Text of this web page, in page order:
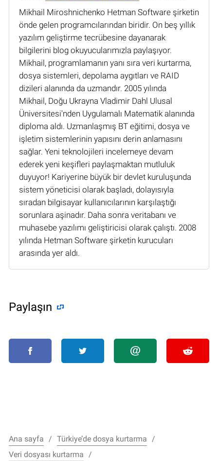
Mikhail Miroshnichenko Hetman Software şirketin
önde gelen programcılarından biridir. On beş yıllık
yazılım geliştirme tecrübesine dayanarak
bilgilerini blog okuyucularımızla paylaşıyor.
Mikhail, programlamanın yanı sıra veri kurtarma,
dosya sistemleri, depolama aygıtları ve RAID
dizileri alanında da uzmandır. 2005 yılında
Mikhail, Doğu Ukrayna Vladimir Dahl Ulusal
Üniversitesi'nden Uygulamalı Matematik alanında
diploma aldı. Uzmanlaşmış BT eğitimi, dosya ve
işletim sistemlerinin yapısını derin anlamasını
sağlar. Yeni teknolojileri incelemeye devam
ederek yeni keşifleri paylaşmaktan mutluluk
duyuyor! Kariyerine büyük bir devlet kuruluşunda
sistem yöneticisi olarak başladı, dolayısıyla
sıradan bilgisayar kullanıcılarının karşılaştığı
sorunlara aşinadır. Daha sonra veritabanı ve
muhasebe yazılımı geliştiricisi olarak çalıştı. 2008
yılında Hetman Software şirketin kurucuları
arasında yer aldı.
Paylaşın
Ana sayfa
Türkiye’de dosya kurtarma
Veri dosyası kurtarma